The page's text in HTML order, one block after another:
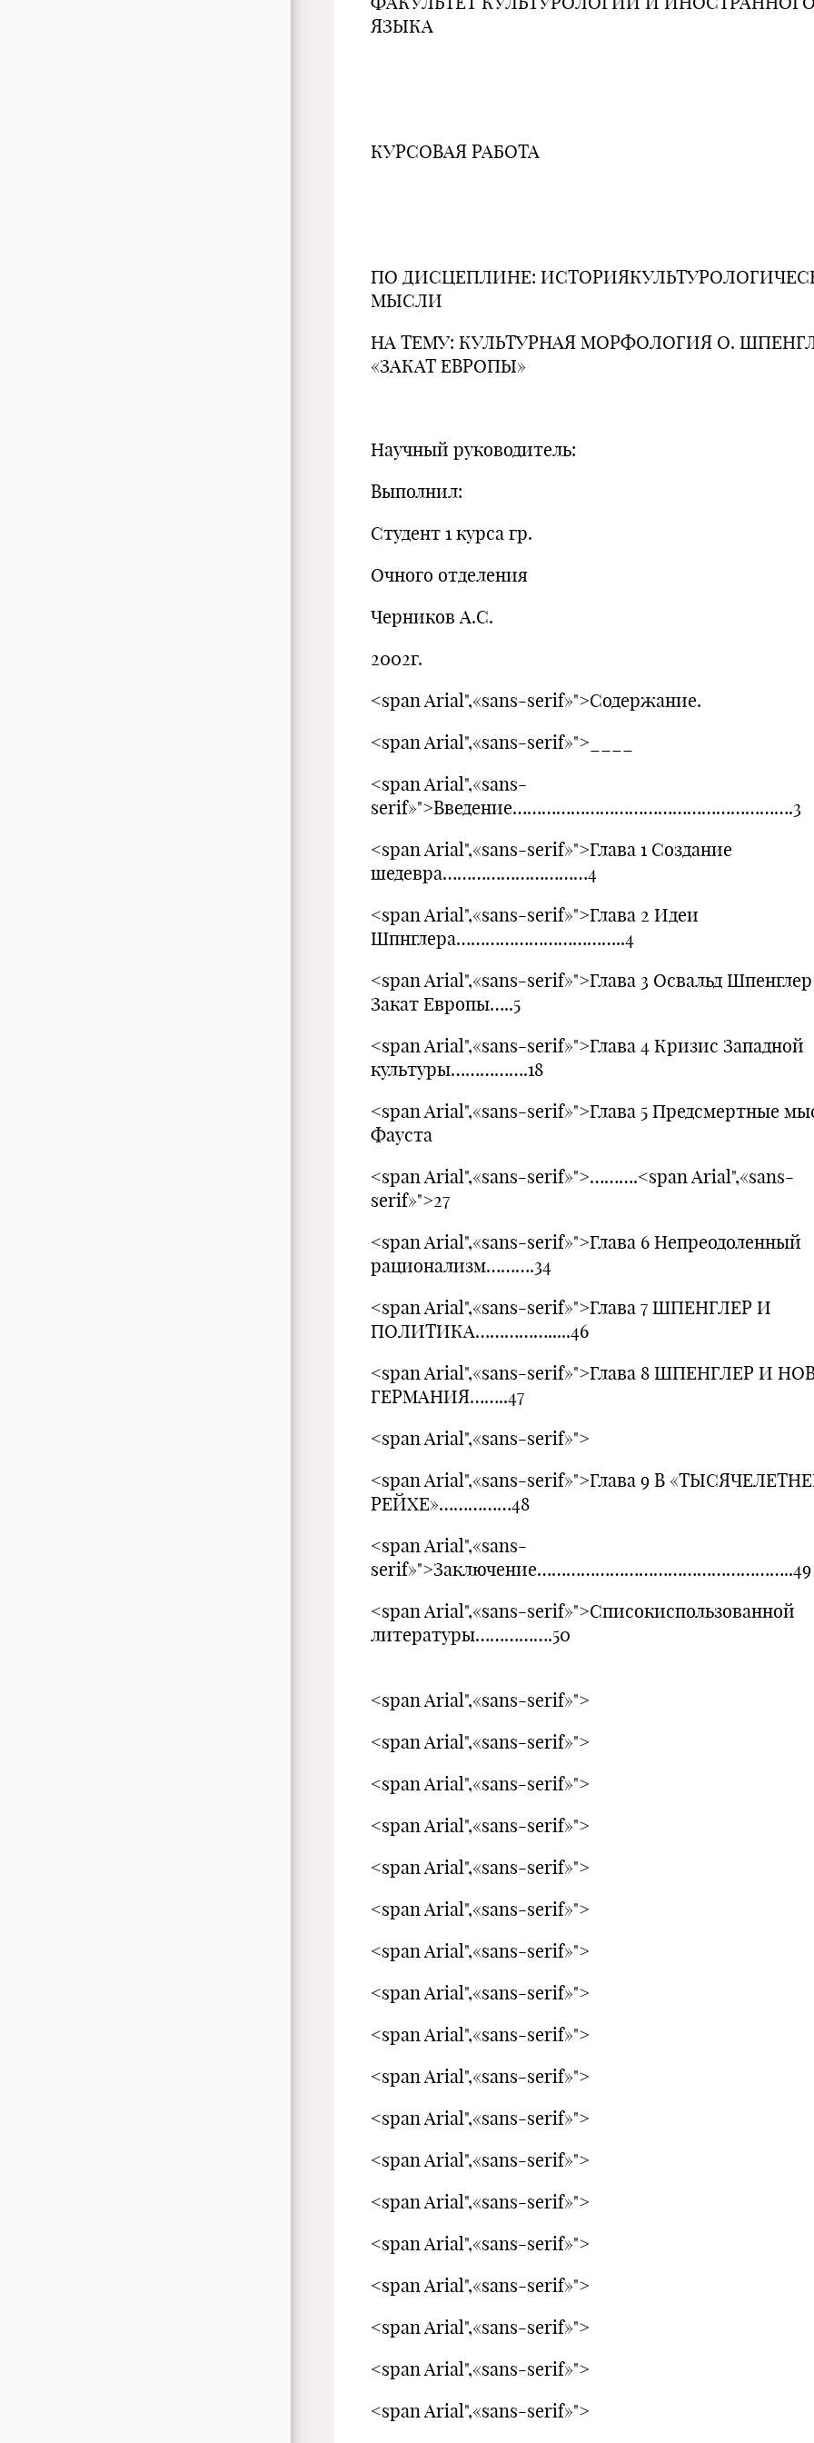
ЯЗЫКА
КУРСОВАЯ РАБОТА
ПО ДИСЦЕПЛИНЕ:
МЫСЛИ
НА ТЕМУ: КУЛЬТУРНАЯ МОРФОЛОГИЯ О.
«ЗАКАТ ЕВРОПЫ»
Научный руководитель:
Выполнил:
Студент 1 курса гр.
Очного отделения
Черников А.С.
2002г.
<span Arial",«sans-serif»">Содержание.
<span Arial",«sans-serif»">____
<span Arial",«sans-
serif»">Введение………………………………………………….3
<span Arial",«sans-serif»">Глава 1 Создание
шедевра…………………………4
<span Arial",«sans-serif»">Глава 2 Идеи
Шпнглера……………………………..4
<span Arial",«sans-serif»">Глава 3 Освальд
Закат Европы…..5
<span Arial",«sans-serif»">Глава 4 Кризис Западной
культуры…………….18
<span Arial",«sans-serif»">Глава 5 Предсмертные
Фауста
<span Arial",«sans-serif»">……….<span Arial",«sans-
serif»">27
<span Arial",«sans-serif»">Глава 6 Непреодоленный
рационализм……….34
<span Arial",«sans-serif»">Глава 7 ШПЕНГЛЕР И
ПОЛИТИКА…………….....46
<span Arial",«sans-serif»">Глава 8 ШПЕНГЛЕР И
ГЕРМАНИЯ……..47
<span Arial",«sans-serif»">
<span Arial",«sans-serif»">Глава 9 В
РЕЙХЕ»……………48
<span Arial",«sans-
serif»">Заключение……………………………………………..49
<span Arial",«sans-serif»">Списокиспользованной
литературы…………….50
<span Arial",«sans-serif»">
<span Arial",«sans-serif»">
<span Arial",«sans-serif»">
<span Arial",«sans-serif»">
<span Arial",«sans-serif»">
<span Arial",«sans-serif»">
<span Arial",«sans-serif»">
<span Arial",«sans-serif»">
<span Arial",«sans-serif»">
<span Arial",«sans-serif»">
<span Arial",«sans-serif»">
<span Arial",«sans-serif»">
<span Arial",«sans-serif»">
<span Arial",«sans-serif»">
<span Arial",«sans-serif»">
<span Arial",«sans-serif»">
<span Arial",«sans-serif»">
<span Arial",«sans-serif»">